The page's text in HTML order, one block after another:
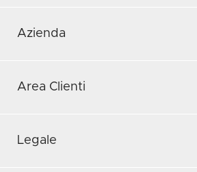
Azienda
Area Clienti
Legale